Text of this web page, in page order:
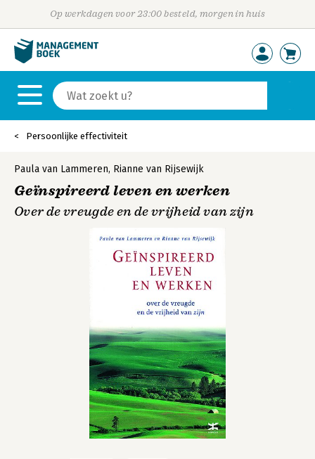
Op werkdagen voor 23:00 besteld, morgen in huis
Persoonlijke effectiviteit
Paula van Lammeren, Rianne van Rijsewijk
Geïnspireerd leven en werken
Over de vreugde en de vrijheid van zijn